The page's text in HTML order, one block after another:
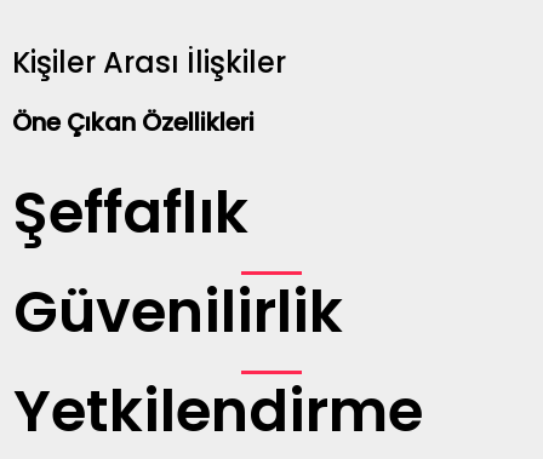
Kişiler Arası İlişkiler
Öne Çıkan Özellikleri
Şeffaflık
Güvenilirlik
Yetkilendirme